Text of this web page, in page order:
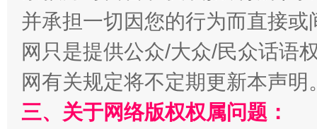
并承担一切因您的行为而直接
网只是提供公众/大众/民众话语
网有关规定将不定期更新本声明
三、关于网络版权权属问题：